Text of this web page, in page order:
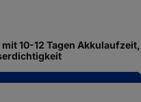
10-12 Tagen Akkulaufzeit,